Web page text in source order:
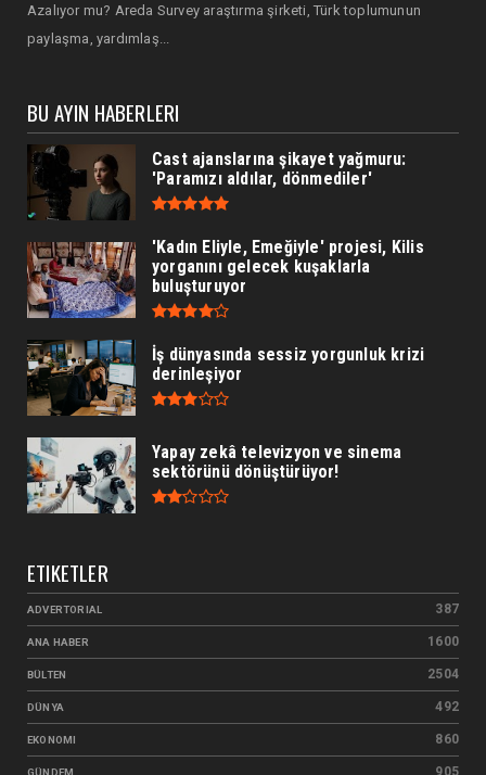
Azalıyor mu? Areda Survey araştırma şirketi, Türk toplumunun
paylaşma, yardımlaş...
BU AYIN HABERLERI
Cast ajanslarına şikayet yağmuru:
'Paramızı aldılar, dönmediler'
'Kadın Eliyle, Emeğiyle' projesi, Kilis
yorganını gelecek kuşaklarla
buluşturuyor
İş dünyasında sessiz yorgunluk krizi
derinleşiyor
Yapay zekâ televizyon ve sinema
sektörünü dönüştürüyor!
ETIKETLER
ADVERTORIAL 387
ANA HABER 1600
BÜLTEN 2504
DÜNYA 492
EKONOMI 860
GÜNDEM 905